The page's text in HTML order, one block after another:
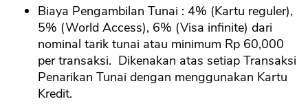
Biaya Pengambilan Tunai : 4% (Kartu reguler),
5% (World Access), 6% (Visa infinite) dari
nominal tarik tunai atau minimum Rp 60,000
per transaksi. Dikenakan atas setiap Transaksi
Penarikan Tunai dengan menggunakan Kartu
Kredit.